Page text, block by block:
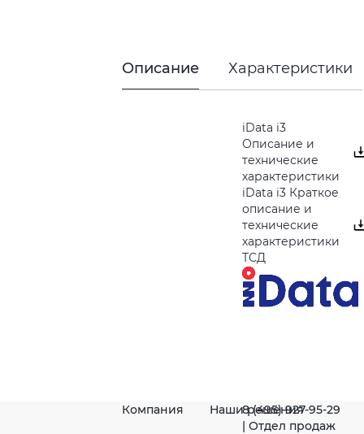
Описание Характеристики
iData i3
Описание и
технические
характеристики
iData i3 Краткое
описание и
технические
характеристики
ТСД
Компания Наши решения
8 (495) 927-95-29
| Отдел продаж